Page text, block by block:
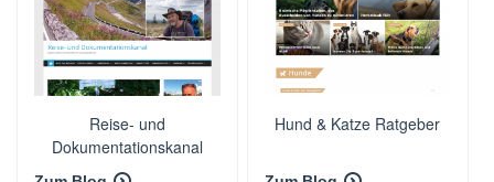
Reise- und
Dokumentationskanal
Hund & Katze Ratgeber